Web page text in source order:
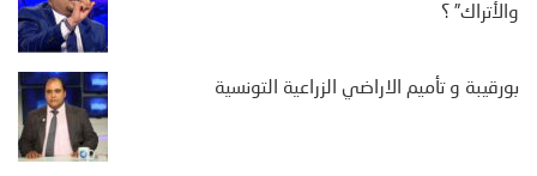
والأتراك” ؟
بورقيبة و تأميم الاراضي الزراعية التونسية